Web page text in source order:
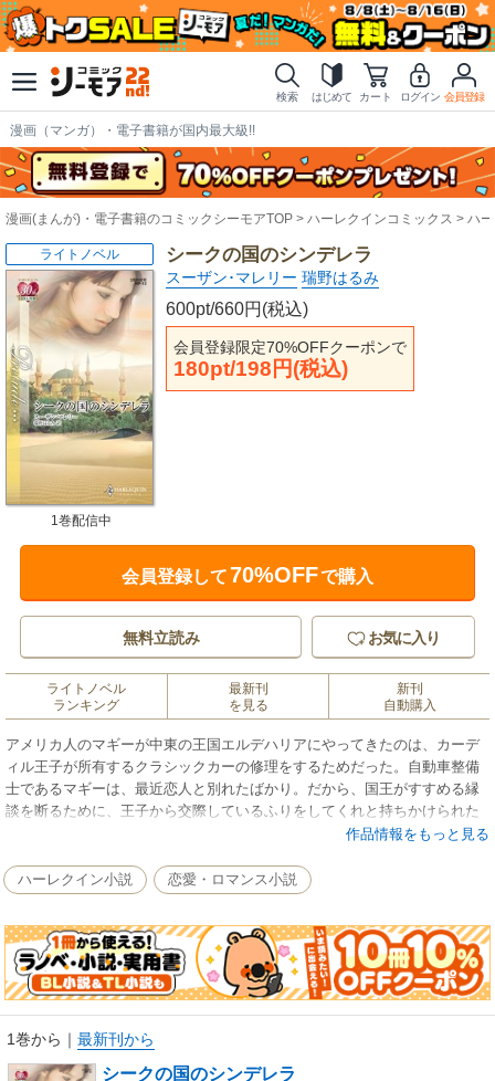
検索 はじめて カート ログイン 会員登録
漫画（マンガ）・電子書籍が国内最大級!!
漫画(まんが)・電子書籍のコミックシーモアTOP ハーレクインコミックス ハ
シークの国のシンデレラ
スーザン･マレリー 瑞野はるみ
600pt/660円(税込)
会員登録限定70%OFFクーポンで
180pt/198円(税込)
ライトノベル
1巻配信中
会員登録して70%OFFで購入
無料立読み お気に入り
ライトノベル
ランキング
最新刊
を見る
新刊
自動購入
アメリカ人のマギーが中東の王国エルデハリアにやってきたのは、カーデ
ィル王子が所有するクラシックカーの修理をするためだった。自動車整備
士であるマギーは、最近恋人と別れたばかり。だから、国王がすすめる縁
談を断るために、王子から交際しているふりをしてくれと持ちかけられた
とき、マギーは玉の輿にのることなど考えもせず、ただ好きな車の修理を
役なのに、彼女はカーディル王子に心引かれるものを感じはじめる。そん
ななか、マギーは元恋人の子供をみごもっているとわかり、事態は予想も
ン・ロマンス〉の続編「砂漠に降る雪」でハーレクイン・プレリュードに
華やかに登場したスーザン・マレリー。今月はその続編、第二弾をお届け
します。プレイボーイ・プリンス、カーディルの恋の行方をお楽しみくだ
作品情報をもっと見る
ハーレクイン小説 恋愛・ロマンス小説
1巻から ｜ 最新刊から
シークの国のシンデレラ